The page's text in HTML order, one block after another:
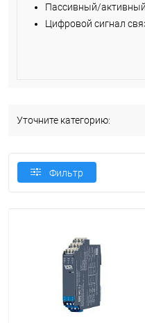
Пассивный/
Цифровой сигнал
Уточните категорию:
Фильтр